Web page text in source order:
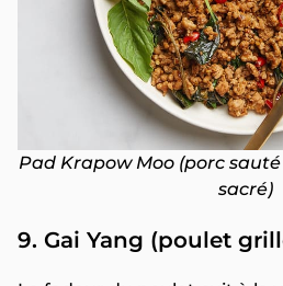
Pad Krapow Moo (porc
sacré)
9. Gai Yang (poulet